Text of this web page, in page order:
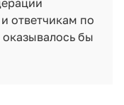
ответчикам по
бы